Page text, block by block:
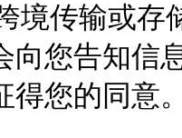
传输或存
向您告知信
得您的同意